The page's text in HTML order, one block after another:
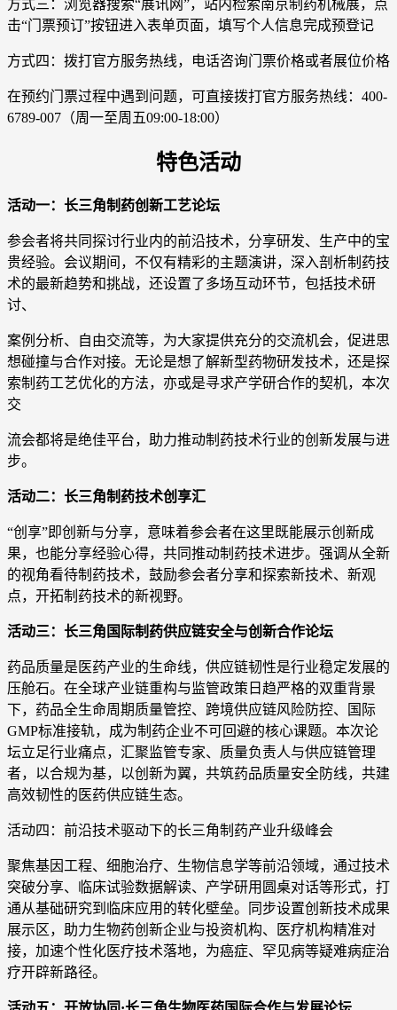
方式三：浏览器搜索“展讯网”，站内检索南京制药机械展，点
击“门票预订”按钮进入表单页面，填写个人信息完成预登记
方式四：拨打官方服务热线，电话咨询门票价格或者展位价格
在预约门票过程中遇到问题，可直接拨打官方服务热线：400-
6789-007（周一至周五09:00-18:00）
特色活动
活动一：长三角制药创新工艺论坛
参会者将共同探讨行业内的前沿技术，分享研发、生产中的宝
贵经验。会议期间，不仅有精彩的主题演讲，深入剖析制药技
术的最新趋势和挑战，还设置了多场互动环节，包括技术研
讨、
案例分析、自由交流等，为大家提供充分的交流机会，促进思
想碰撞与合作对接。无论是想了解新型药物研发技术，还是探
索制药工艺优化的方法，亦或是寻求产学研合作的契机，本次
交
流会都将是绝佳平台，助力推动制药技术行业的创新发展与进
步。
活动二：长三角制药技术创享汇
“创享”即创新与分享，意味着参会者在这里既能展示创新成
果，也能分享经验心得，共同推动制药技术进步。强调从全新
的视角看待制药技术，鼓励参会者分享和探索新技术、新观
点，开拓制药技术的新视野。
活动三：长三角国际制药供应链安全与创新合作论坛
药品质量是医药产业的生命线，供应链韧性是行业稳定发展的
压舱石。在全球产业链重构与监管政策日趋严格的双重背景
下，药品全生命周期质量管控、跨境供应链风险防控、国际
GMP标准接轨，成为制药企业不可回避的核心课题。本次论
坛立足行业痛点，汇聚监管专家、质量负责人与供应链管理
者，以合规为基，以创新为翼，共筑药品质量安全防线，共建
高效韧性的医药供应链生态。
活动四：前沿技术驱动下的长三角制药产业升级峰会
聚焦基因工程、细胞治疗、生物信息学等前沿领域，通过技术
突破分享、临床试验数据解读、产学研用圆桌对话等形式，打
通从基础研究到临床应用的转化壁垒。同步设置创新技术成果
展示区，助力生物药创新企业与投资机构、医疗机构精准对
接，加速个性化医疗技术落地，为癌症、罕见病等疑难病症治
疗开辟新路径。